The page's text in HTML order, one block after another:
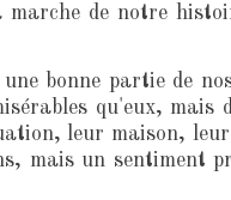
de notre
bonne partie de
qu'eux, mais
leur maison,
mais un sentiment